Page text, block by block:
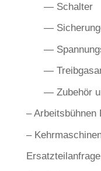
— Schalter
—
—
—
— Zubehör
– Arbeitsbühnen
–
Ersatzteilanfrage